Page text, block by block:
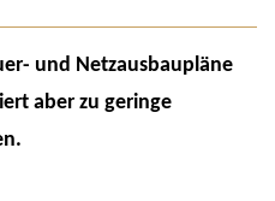
und Netzausbaupläne
aber zu geringe